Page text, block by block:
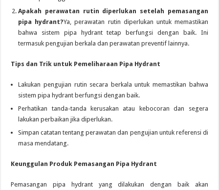
Apakah perawatan rutin diperlukan setelah pemasangan
pipa hydrant?Ya, perawatan rutin diperlukan untuk memastikan
bahwa sistem pipa hydrant tetap berfungsi dengan baik. Ini
termasuk pengujian berkala dan perawatan preventif lainnya.
Tips dan Trik untuk Pemeliharaan Pipa Hydrant
Lakukan pengujian rutin secara berkala untuk memastikan bahwa
sistem pipa hydrant berfungsi dengan baik.
Perhatikan tanda-tanda kerusakan atau kebocoran dan segera
lakukan perbaikan jika diperlukan.
Simpan catatan tentang perawatan dan pengujian untuk referensi di
masa mendatang.
Keunggulan Produk Pemasangan Pipa Hydrant
Pemasangan pipa hydrant yang dilakukan dengan baik akan